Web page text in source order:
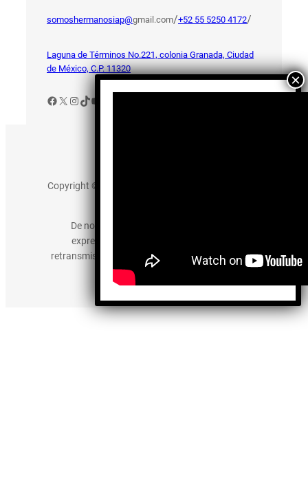
somoshermanosiap@gmail.com/+52 55 5250 4172/
Laguna de Términos No.221, colonia Granada, Ciudad
de México, C.P. 11320
Facebook
X Instagram
TikTok
YouTube
Copyright © 2025 somos-hermanos.mx. Todos los
De no existir previa autorización, queda
expresamente prohibida la publicación,
retransmisión, edición y cualquier otro uso de los
contenidos.